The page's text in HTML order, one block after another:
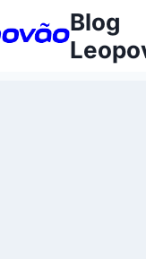
Blog